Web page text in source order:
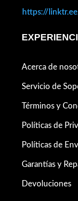
https://
Acerca de
Servicio de
Términos y
Políticas de
Políticas de
Garantías y
Devoluciones